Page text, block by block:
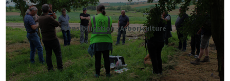
Sensibilisation - Arboriculture